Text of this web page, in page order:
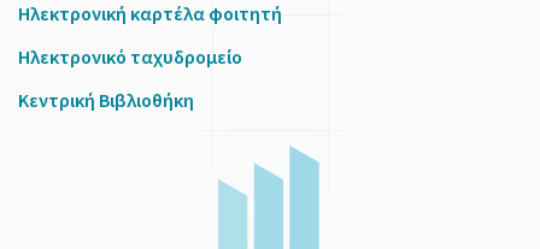
Ηλεκτρονική καρτέλα φοιτητή
Ηλεκτρονικό ταχυδρομείο
Κεντρική Βιβλιοθήκη